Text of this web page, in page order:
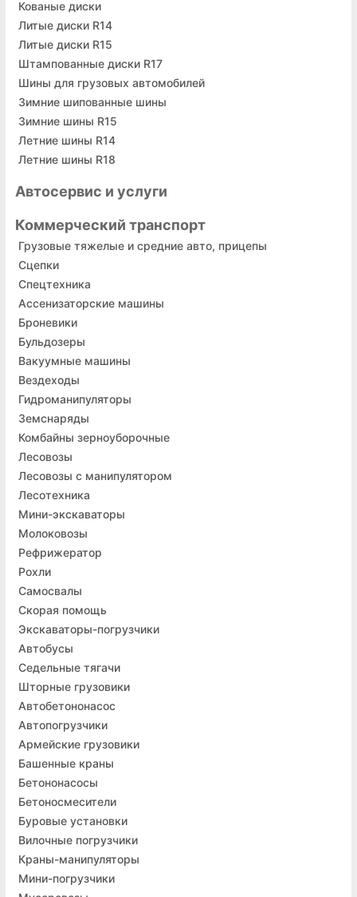
Кованые диски
Литые диски R14
Литые диски R15
Штампованные диски R17
Шины для грузовых автомобилей
Зимние шипованные шины
Зимние шины R15
Летние шины R14
Летние шины R18
Автосервис и услуги
Коммерческий транспорт
Грузовые тяжелые и средние авто, прицепы
Сцепки
Спецтехника
Ассенизаторские машины
Броневики
Бульдозеры
Вакуумные машины
Вездеходы
Гидроманипуляторы
Земснаряды
Комбайны зерноуборочные
Лесовозы
Лесовозы с манипулятором
Лесотехника
Мини-экскаваторы
Молоковозы
Рефрижератор
Рохли
Самосвалы
Скорая помощь
Экскаваторы-погрузчики
Автобусы
Седельные тягачи
Шторные грузовики
Автобетононасос
Автопогрузчики
Армейские грузовики
Башенные краны
Бетононасосы
Бетоносмесители
Буровые установки
Вилочные погрузчики
Краны-манипуляторы
Мини-погрузчики